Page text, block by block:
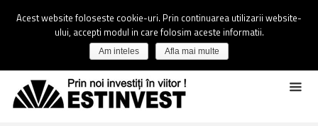
Acest website foloseste cookie-uri. Prin continuarea utilizarii website-
ului, accepti modul in care folosim aceste informatii.
Am inteles Afla mai multe